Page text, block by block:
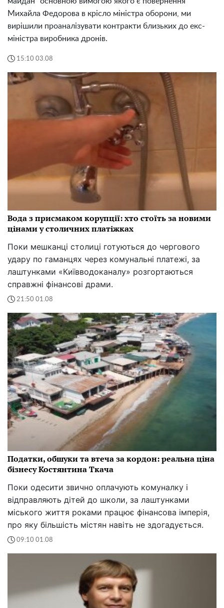
Михайла Федорова в крісло міністра оборони, ми
вирішили проаналізувати контракти близьких до екс-
міністра виробника дронів.
15:10 03.08
Вода з присмаком корупції: хто стоїть за новими
цінами у столичних платіжках
Поки мешканці столиці готуються до чергового
удару по гаманцях через комунальні платежі, за
лаштунками «Київводоканалу» розгортаються
справжні фінансові драми.
21:50 01.08
Податки, обшуки та втеча за кордон: реальна ціна
бізнесу Костянтина Ткача
Поки одесити звично оплачують комуналку і
відправляють дітей до школи, за лаштунками
міського життя роками працює фінансова імперія,
про яку більшість містян навіть не здогадується.
09:10 01.08